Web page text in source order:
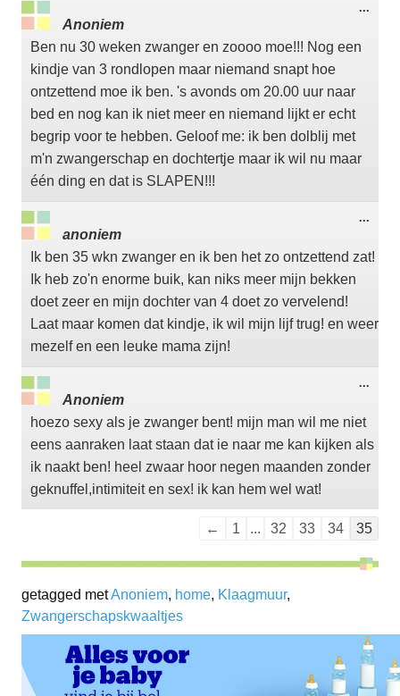
Anoniem
Ben nu 30 weken zwanger en zoooo moe!!! Nog een
kindje van 3 rondlopen maar niemand snapt hoe
ontzettend moe ik ben. 's avonds om 20.00 uur naar
bed en nog kan ik niet meer en niemand lijkt er echt
begrip voor te hebben. Geloof me: ik ben dolblij met
m'n zwangerschap en dochtertje maar ik wil nu maar
één ding en dat is SLAPEN!!!
...
anoniem
Ik ben 35 wkn zwanger en ik ben het zo ontzettend zat!
Ik heb zo'n enorme buik, kan niks meer mijn bekken
doet zeer en mijn dochter van 4 doet zo vervelend!
Laat maar komen dat kindje, ik wil mijn lijf trug! en weer
mezelf en een leuke mama zijn!
...
Anoniem
hoezo sexy als je zwanger bent! mijn man wil me niet
eens aanraken laat staan dat ie naar me kan kijken als
ik naakt ben! heel zwaar hoor negen maanden zonder
geknuffel,intimiteit en sex! ik kan hem wel wat!
...
Navigatie
de
gastenboek-
← 1 ... 32 33 34 35
getagged metAnoniem, home, Klaagmuur,
Zwangerschapskwaaltjes